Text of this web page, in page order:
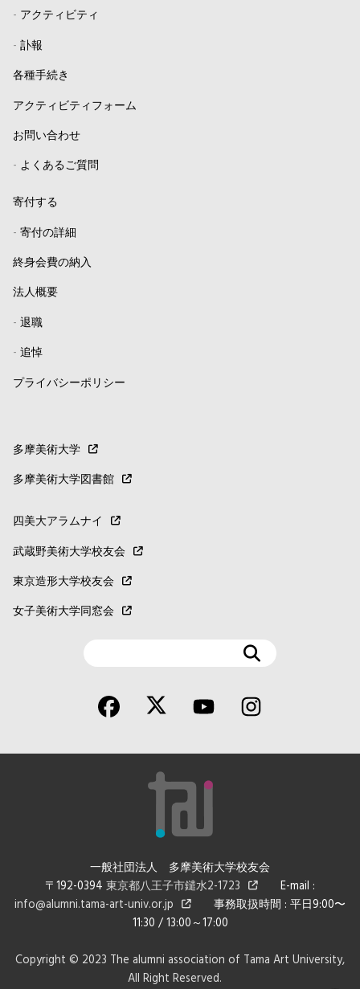
- アクティビティ
- 訃報
各種手続き
アクティビティフォーム
お問い合わせ
- よくあるご質問
寄付する
- 寄付の詳細
終身会費の納入
法人概要
- 退職
- 追悼
プライバシーポリシー
多摩美術大学
多摩美術大学図書館
四美大アラムナイ
武蔵野美術大学校友会
東京造形大学校友会
女子美術大学同窓会
一般社団法人 多摩美術大学校友会
〒192-0394 東京都八王子市鑓水2-1723
E-mail :
info@alumni.tama-art-univ.or.jp
事務取扱時間 : 平日9:00〜
11:30 / 13:00～17:00
Copyright © 2023 The alumni association of Tama Art University,
All Right Reserved.